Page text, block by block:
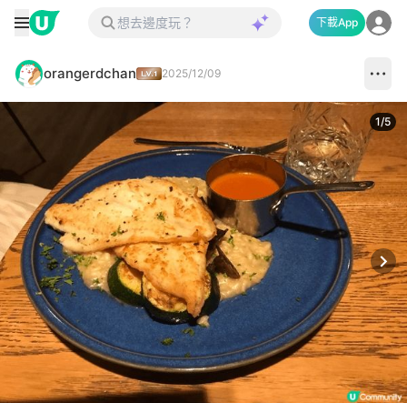
下載App
orangerdchan 2025/12/09
1/5